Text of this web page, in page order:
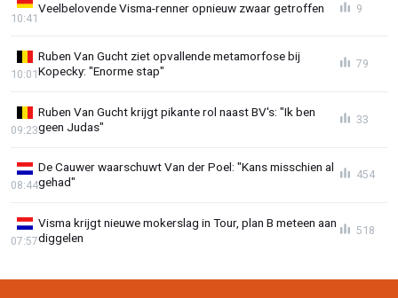
Veelbelovende Visma-renner opnieuw zwaar getroffen
10:41
9
Ruben Van Gucht ziet opvallende metamorfose bij
Kopecky: "Enorme stap"
10:01
79
Ruben Van Gucht krijgt pikante rol naast BV's: "Ik ben
geen Judas"
09:23
33
De Cauwer waarschuwt Van der Poel: "Kans misschien al
gehad"
08:44
454
Visma krijgt nieuwe mokerslag in Tour, plan B meteen aan
diggelen
07:57
518